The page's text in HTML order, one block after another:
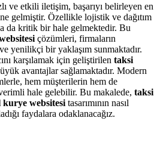
ve etkili iletişim, başarıyı belirleyen en
gelmiştir. Özellikle lojistik ve dağıtım
da kritik bir hale gelmektedir. Bu
çözümleri, firmaların
yenilikçi bir yaklaşım sunmaktadır.
karşılamak için geliştirilen taksi
avantajlar sağlamaktadır. Modern
hem müşterilerin hem de
hale gelebilir. Bu makalede, taksi
websitesi tasarımının nasıl
faydalara odaklanacağız.